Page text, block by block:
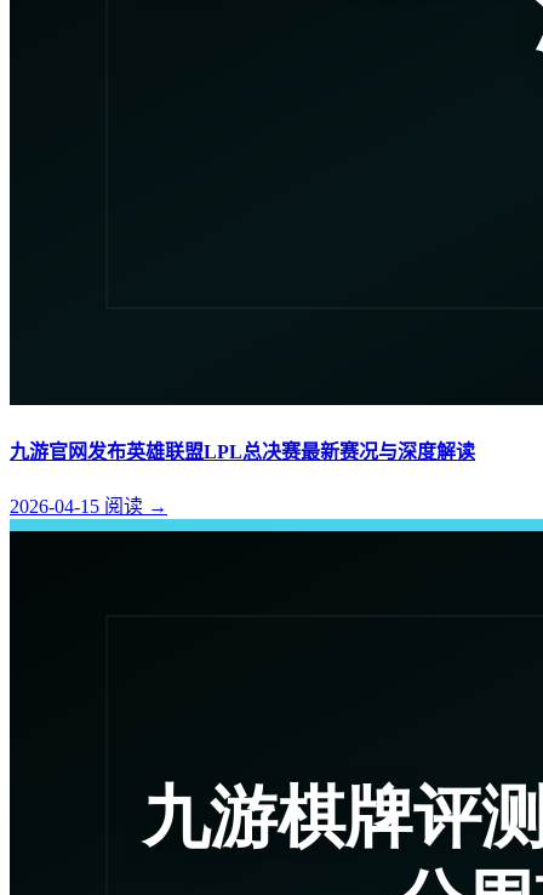
九游官网发布英雄联盟LPL总决赛最新赛况与深度解读
2026-04-15 阅读 →